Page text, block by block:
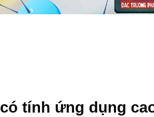
có tính ứng dụng